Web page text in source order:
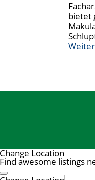
bietet
Change Location
Find awesome listings